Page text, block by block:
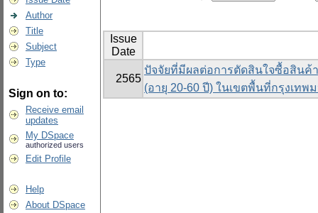
Author
Title
Subject
Type
Sign on to:
Receive email
updates
My DSpace
authorized users
Edit Profile
Help
About DSpace
Issue
Date
2565
ปัจจัยที่มีผลต่อการตัดสินใจซื้อสินค้
(อายุ 20-60 ปี) ในเขตพื้นที่กรุงเทพ